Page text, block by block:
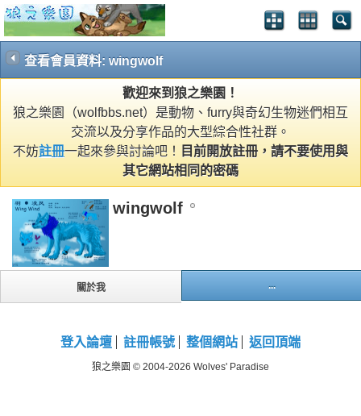
查看會員資料: wingwolf
歡迎來到狼之樂園！
狼之樂園（wolfbbs.net）是動物、furry與奇幻生物迷們相互
交流以及分享作品的大型綜合性社群。
不妨註冊一起來參與討論吧！
目前開放註冊，請不要使用與
其它網站相同的密碼
wingwolf
關於我 ...
登入論壇 註冊帳號 整個網站 返回頂端
狼之樂園 © 2004-2026 Wolves' Paradise